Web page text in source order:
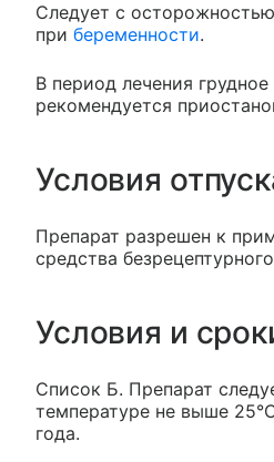
Следует с
при беременности.
В период лечения
рекомендуется
Условия
Препарат разрешен к
средства
Условия и
Список Б. Препарат
температуре не выше
года.